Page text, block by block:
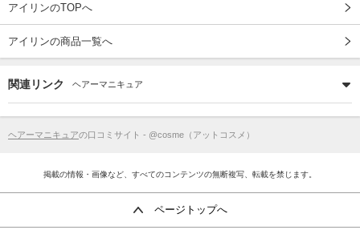
アイリンのTOPへ
アイリンの商品一覧へ
関連リンク ヘアーマニキュア
ヘアーマニキュアの口コミサイト - @cosme（アットコスメ）
掲載の情報・画像など、すべてのコンテンツの無断複写、転載を禁じます。
ページトップへ